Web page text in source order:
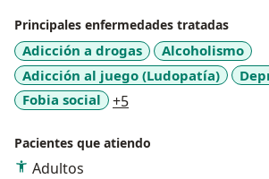
Principales enfermedades tratadas
Adicción a drogas
Alcoholismo
Adicción al juego (Ludopatía)
Fobia social
+5
Pacientes que atiendo
Adultos